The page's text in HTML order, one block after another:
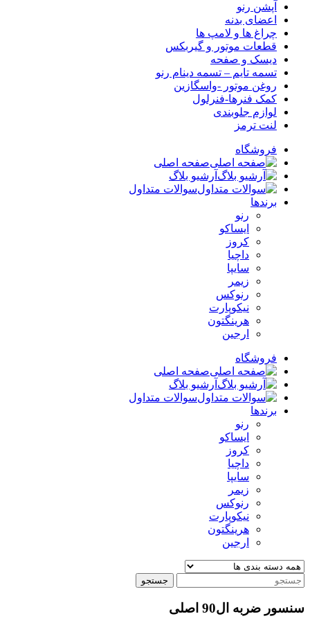
آپشن رنو
اعضای بدنه
چراغ ها و لامپ ها
قطعات موتور و گیربکس
دیسک و صفحه
تسمه تایم – تسمه دینام رنو
روغن موتور -واسگازین
کمک فنرها-فنرلول
لوازم جلوبندی
لنت ترمز
فروشگاه
صفحه اصلی
آرشیو بلاگ
سوالات متداول
برندها
رنو
ایساکو
کروز
داچیا
سایپا
زیمر
رنوکس
نیکوپارت
هرینگتون
ارجین
فروشگاه
صفحه اصلی
آرشیو بلاگ
سوالات متداول
برندها
رنو
ایساکو
کروز
داچیا
سایپا
زیمر
رنوکس
نیکوپارت
هرینگتون
ارجین
جستجو
سنسور ضربه ال90 اصلی